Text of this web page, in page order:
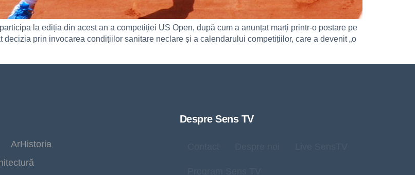
la ediția din acest an a competiției US Open, după cum a anunțat marți printr-o postare pe
prin invocarea condițiilor sanitare neclare și a calendarului competițiilor, care a devenit „o
ArHistoria
Despre Sens TV